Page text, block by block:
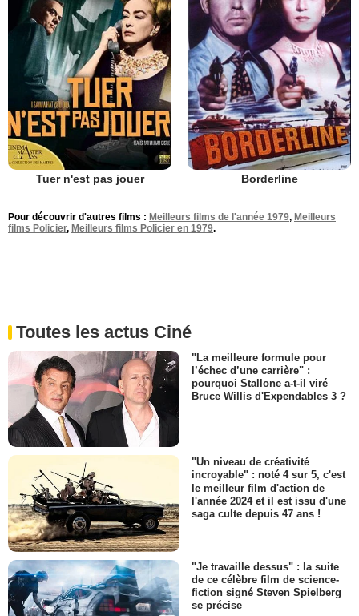
Tuer n'est pas jouer Borderline
Pour découvrir d'autres films : Meilleurs films de l'année 1979, Meilleurs
films Policier, Meilleurs films Policier en 1979.
Toutes les actus Ciné
"La meilleure formule pour
l’échec d’une carrière" :
pourquoi Stallone a-t-il viré
Bruce Willis d'Expendables 3 ?
"Un niveau de créativité
incroyable" : noté 4 sur 5, c'est
le meilleur film d'action de
l'année 2024 et il est issu d'une
saga culte depuis 47 ans !
"Je travaille dessus" : la suite
de ce célèbre film de science-
fiction signé Steven Spielberg
se précise